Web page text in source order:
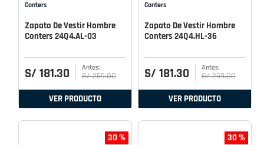
Conters
Zapato De Vestir Hombre
Conters 24Q4.AL-03
S/ 181.30 S/ 259.00
VER PRODUCTO
Conters
Zapato De Vestir Hombre
Conters 24Q4.HL-36
S/ 181.30 S/ 259.00
VER PRODUCTO
30 % 30 %